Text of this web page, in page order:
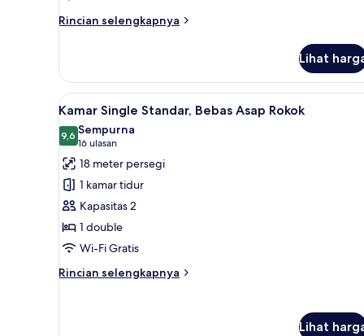
Non-
Bath
&
Toilet
Rincian selengkapnya
Rincian
Comfort
Single,
Non-
smoking,
Separate
Bath
&
Toilet
Lihat
Lihat
semua
foto
untuk
Kamar
Single
Standar,
Bebas
Asap
Rokok
Selimut bulu angsa, brankas,
4
Kamar Single Standar, Bebas Asap Rokok
9,69,6 dari 10
Sempurna
16 ulasan
(16
ulasan)
18 meter persegi
1 kamar tidur
Kapasitas 2
1 double
Wi-Fi Gratis
Rincian selengkapnya
Rincian
Lihat